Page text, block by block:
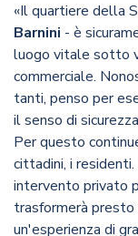
«Il quartiere della
Barnini - è
luogo vitale sotto
commerciale.
tanti, penso per
il senso di
Per questo
cittadini, i
intervento privato
trasformerà presto
un'esperienza di